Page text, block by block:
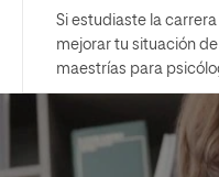
Si estudiaste la
mejorar tu situación
maestrías para